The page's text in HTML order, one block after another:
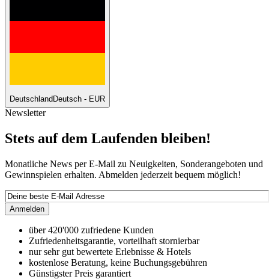
DeutschlandDeutsch - EUR
Newsletter
Stets auf dem Laufenden bleiben!
Monatliche News per E-Mail zu Neuigkeiten, Sonderangeboten und
Gewinnspielen erhalten. Abmelden jederzeit bequem möglich!
Anmelden
über 420'000 zufriedene Kunden
Zufriedenheitsgarantie, vorteilhaft stornierbar
nur sehr gut bewertete Erlebnisse & Hotels
kostenlose Beratung, keine Buchungsgebühren
Günstigster Preis garantiert